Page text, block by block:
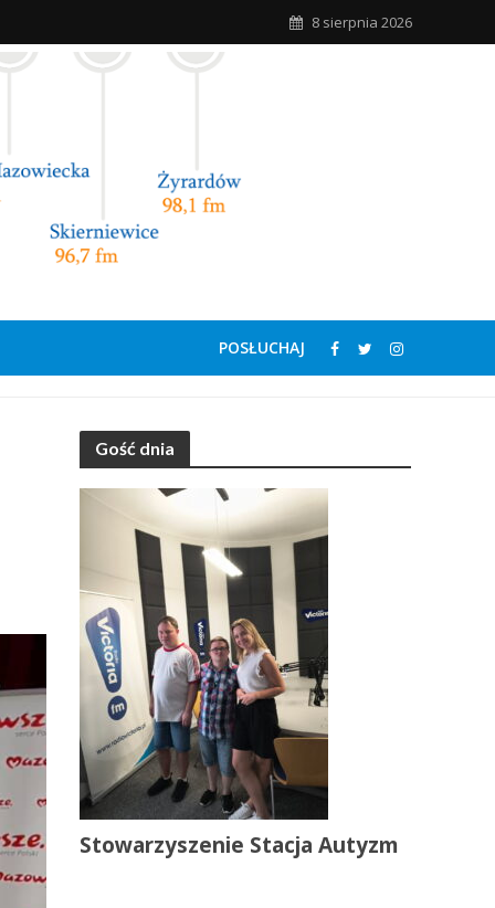
8 sierpnia 2026
POSŁUCHAJ
Gość dnia
Stowarzyszenie Stacja Autyzm